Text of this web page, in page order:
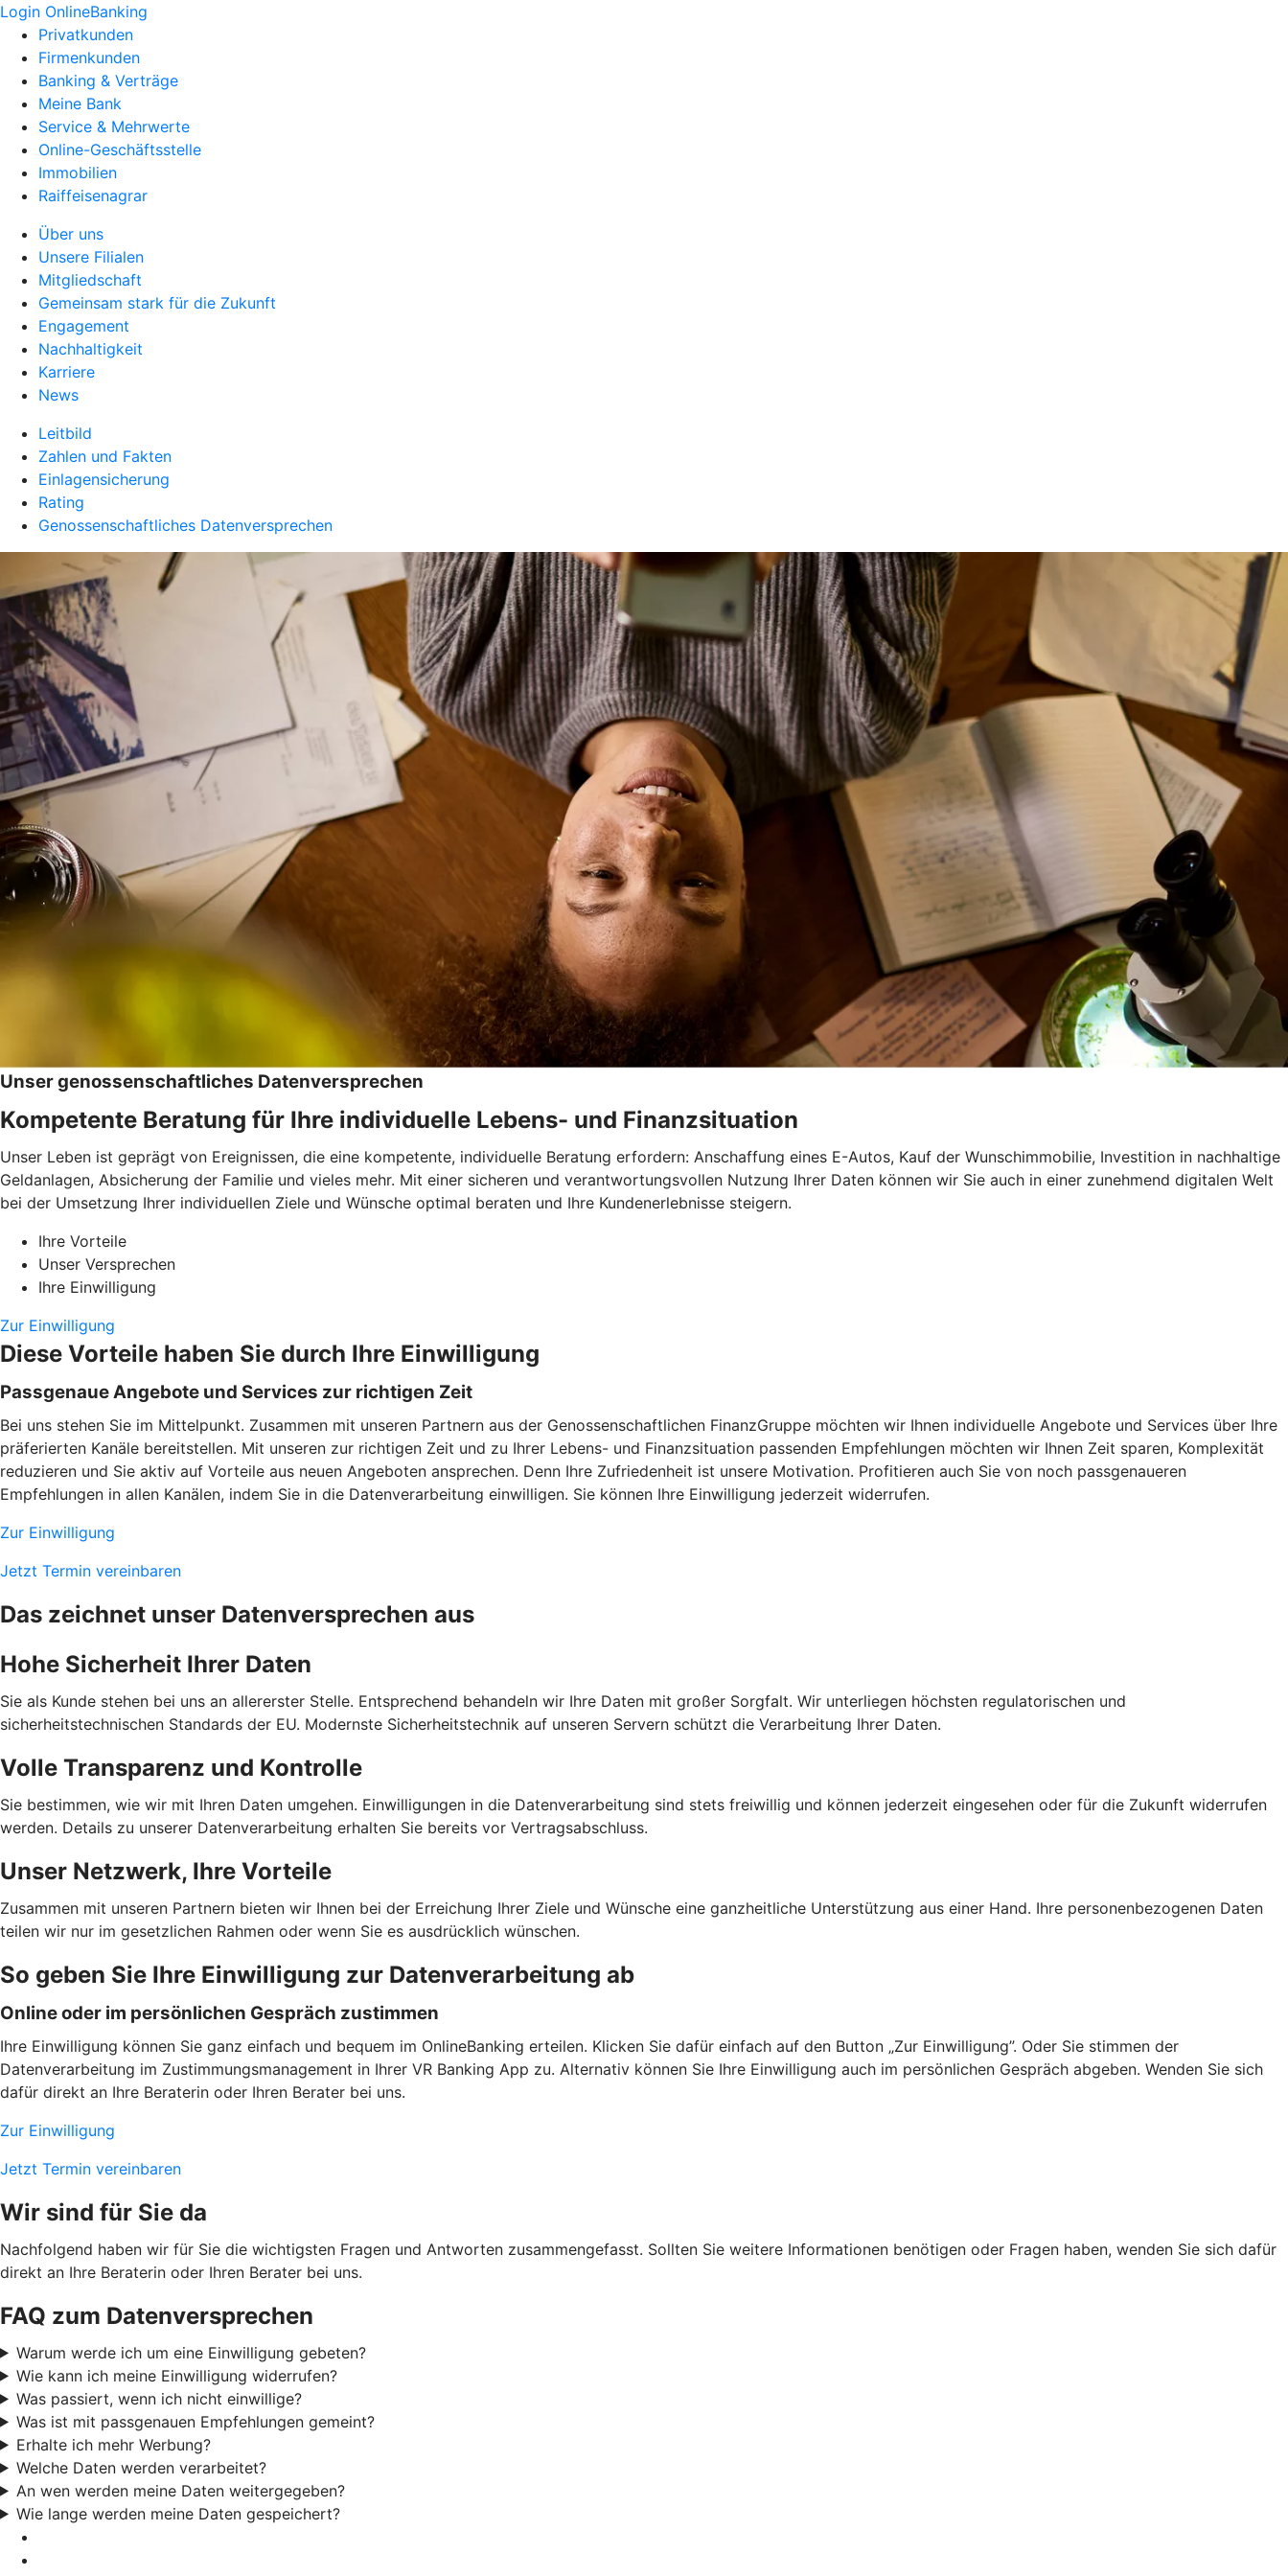
Login OnlineBanking
Privatkunden
Firmenkunden
Banking & Verträge
Meine Bank
Service & Mehrwerte
Online-Geschäftsstelle
Immobilien
Raiffeisenagrar
Über uns
Unsere Filialen
Mitgliedschaft
Gemeinsam stark für die Zukunft
Engagement
Nachhaltigkeit
Karriere
News
Leitbild
Zahlen und Fakten
Einlagensicherung
Rating
Genossenschaftliches Datenversprechen
Unser genossenschaftliches Datenversprechen
Kompetente Beratung für Ihre individuelle Lebens- und Finanzsituation
Unser Leben ist geprägt von Ereignissen, die eine kompetente, individuelle Beratung erfordern: Anschaffung eines E-Autos, Kauf der Wunschimmobilie, Investition in nachhaltige
Geldanlagen, Absicherung der Familie und vieles mehr. Mit einer sicheren und verantwortungsvollen Nutzung Ihrer Daten können wir Sie auch in einer zunehmend digitalen Welt
bei der Umsetzung Ihrer individuellen Ziele und Wünsche optimal beraten und Ihre Kundenerlebnisse steigern.
Ihre Vorteile
Unser Versprechen
Ihre Einwilligung
Zur Einwilligung
Diese Vorteile haben Sie durch Ihre Einwilligung
Passgenaue Angebote und Services zur richtigen Zeit
Bei uns stehen Sie im Mittelpunkt. Zusammen mit unseren Partnern aus der Genossenschaftlichen FinanzGruppe möchten wir Ihnen individuelle Angebote und Services über Ihre
präferierten Kanäle bereitstellen. Mit unseren zur richtigen Zeit und zu Ihrer Lebens- und Finanzsituation passenden Empfehlungen möchten wir Ihnen Zeit sparen, Komplexität
reduzieren und Sie aktiv auf Vorteile aus neuen Angeboten ansprechen. Denn Ihre Zufriedenheit ist unsere Motivation. Profitieren auch Sie von noch passgenaueren
Empfehlungen in allen Kanälen, indem Sie in die Datenverarbeitung einwilligen. Sie können Ihre Einwilligung jederzeit widerrufen.
Zur Einwilligung
Jetzt Termin vereinbaren
Das zeichnet unser Datenversprechen aus
Hohe Sicherheit Ihrer Daten
Sie als Kunde stehen bei uns an allererster Stelle. Entsprechend behandeln wir Ihre Daten mit großer Sorgfalt. Wir unterliegen höchsten regulatorischen und
sicherheitstechnischen Standards der EU. Modernste Sicherheitstechnik auf unseren Servern schützt die Verarbeitung Ihrer Daten.
Volle Transparenz und Kontrolle
Sie bestimmen, wie wir mit Ihren Daten umgehen. Einwilligungen in die Datenverarbeitung sind stets freiwillig und können jederzeit eingesehen oder für die Zukunft widerrufen
werden. Details zu unserer Datenverarbeitung erhalten Sie bereits vor Vertragsabschluss.
Unser Netzwerk, Ihre Vorteile
Zusammen mit unseren Partnern bieten wir Ihnen bei der Erreichung Ihrer Ziele und Wünsche eine ganzheitliche Unterstützung aus einer Hand. Ihre personenbezogenen Daten
teilen wir nur im gesetzlichen Rahmen oder wenn Sie es ausdrücklich wünschen.
So geben Sie Ihre Einwilligung zur Datenverarbeitung ab
Online oder im persönlichen Gespräch zustimmen
Ihre Einwilligung können Sie ganz einfach und bequem im OnlineBanking erteilen. Klicken Sie dafür einfach auf den Button „Zur Einwilligung”. Oder Sie stimmen der
Datenverarbeitung im Zustimmungsmanagement in Ihrer VR Banking App zu. Alternativ können Sie Ihre Einwilligung auch im persönlichen Gespräch abgeben. Wenden Sie sich
dafür direkt an Ihre Beraterin oder Ihren Berater bei uns.
Zur Einwilligung
Jetzt Termin vereinbaren
Wir sind für Sie da
Nachfolgend haben wir für Sie die wichtigsten Fragen und Antworten zusammengefasst. Sollten Sie weitere Informationen benötigen oder Fragen haben, wenden Sie sich dafür
direkt an Ihre Beraterin oder Ihren Berater bei uns.
FAQ zum Datenversprechen
Warum werde ich um eine Einwilligung gebeten?
Wie kann ich meine Einwilligung widerrufen?
Was passiert, wenn ich nicht einwillige?
Was ist mit passgenauen Empfehlungen gemeint?
Erhalte ich mehr Werbung?
Welche Daten werden verarbeitet?
An wen werden meine Daten weitergegeben?
Wie lange werden meine Daten gespeichert?